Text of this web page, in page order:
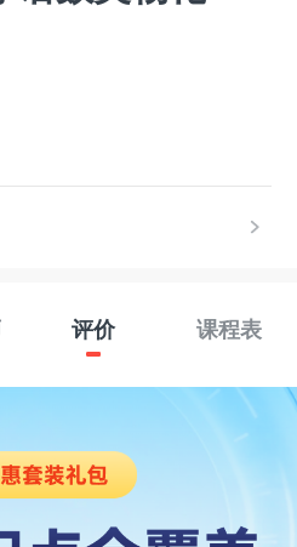
评价 课程表